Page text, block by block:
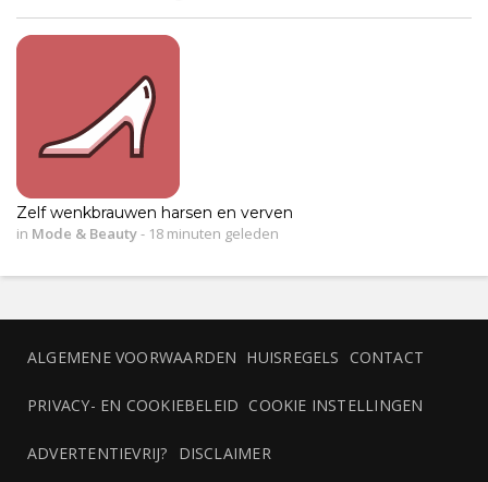
Zelf wenkbrauwen harsen en verven
in Mode & Beauty- 18 minuten geleden
ALGEMENE VOORWAARDEN HUISREGELS CONTACT
PRIVACY- EN COOKIEBELEID COOKIE INSTELLINGEN
ADVERTENTIEVRIJ? DISCLAIMER